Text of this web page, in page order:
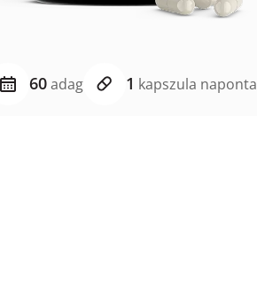
60adag 1 kapszula naponta